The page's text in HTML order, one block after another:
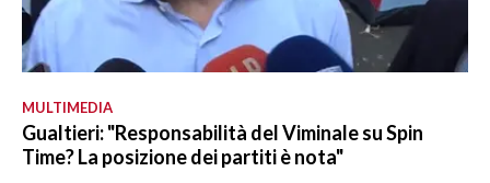
MULTIMEDIA
Gualtieri: "Responsabilità del Viminale su Spin
Time? La posizione dei partiti è nota"